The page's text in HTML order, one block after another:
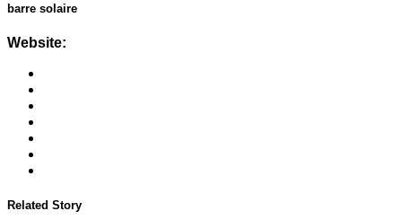
barre solaire
Website:
Related Story